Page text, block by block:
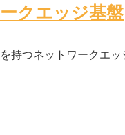
クエッジ基盤
持つネットワークエ